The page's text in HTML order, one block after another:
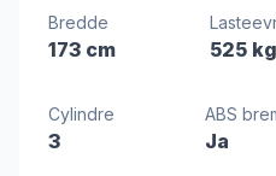
Bredde
173 cm 525 kg
Cylindre
3
ABS
Ja